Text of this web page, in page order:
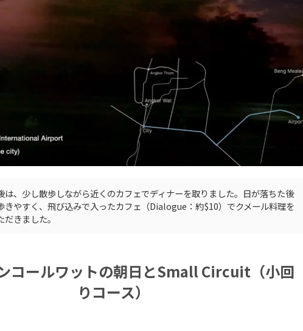
は、少し散歩しながら近くのカフェでディナーを取りました。日が落ちた後
きやすく、飛び込みで入ったカフェ（Dialogue：約$10）でクメール料理を
きました。
コールワットの朝日とSmall Circuit（小回
りコース）